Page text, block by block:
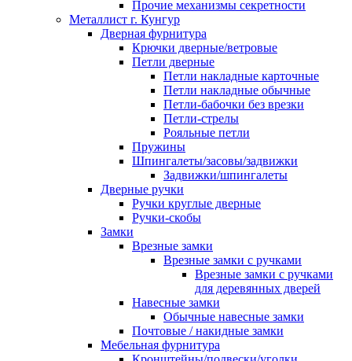
Прочие механизмы секретности
Металлист г. Кунгур
Дверная фурнитура
Крючки дверные/ветровые
Петли дверные
Петли накладные карточные
Петли накладные обычные
Петли-бабочки без врезки
Петли-стрелы
Рояльные петли
Пружины
Шпингалеты/засовы/задвижки
Задвижки/шпингалеты
Дверные ручки
Ручки круглые дверные
Ручки-скобы
Замки
Врезные замки
Врезные замки с ручками
Врезные замки с ручками
для деревянных дверей
Навесные замки
Обычные навесные замки
Почтовые / накидные замки
Мебельная фурнитура